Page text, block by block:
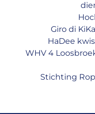
Giro di
HaDee
WHV 4
Stichting